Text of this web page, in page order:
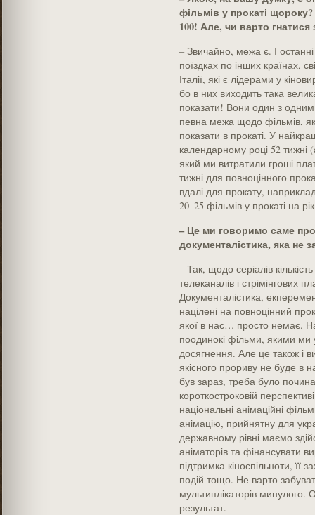
фільмів у прокаті
100! Але, чи варто
– Звичайно, межа є. І останні
поїздках по інших країнах,
Італії, які є лідерами у
бо в них виходить така
показати! Вони один з одним
певна межа щодо фільмів,
показати в прокаті. У
календарному році 52
який ми витратили гроші
тижні для повноцінного
вдалі для прокату,
20–25 фільмів у прокаті на
– Це ми говоримо саме
документалістика, яка не
– Так, щодо серіалів
телеканалів і стрімінгових
Документалістика,
націлені на повноцінний
якої в нас… просто немає.
поодинокі фільми, якими ми
досягнення. Але це також і
якісного прориву не буде в
був зараз, треба було
короткостроковій
національні анімаційні
анімацію, прийнятну для
державному рівні маємо
аніматорів та фінансувати
підтримка кіноспільноти, її
подій тощо. Не варто
мультиплікаторів
результат.